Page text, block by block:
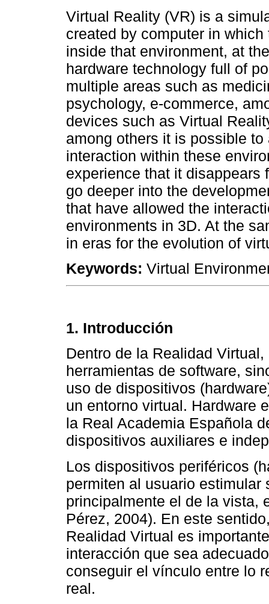
Virtual Reality (VR) is a
created by computer in
inside that environment, at
hardware technology full of
multiple areas such as
psychology, e-commerce,
devices such as Virtual
among others it is possible
interaction within these
experience that it disappears
go deeper into the
that have allowed the
environments in 3D. At the
in eras for the evolution of
Keywords: Virtual
1. Introducción
Dentro de la Realidad
herramientas de software,
uso de dispositivos
un entorno virtual. Hardware
la Real Academia Española
dispositivos auxiliares e
Los dispositivos periféricos
permiten al usuario
principalmente el de la vista,
Pérez, 2004). En este
Realidad Virtual es
interacción que sea
conseguir el vínculo entre lo
real.